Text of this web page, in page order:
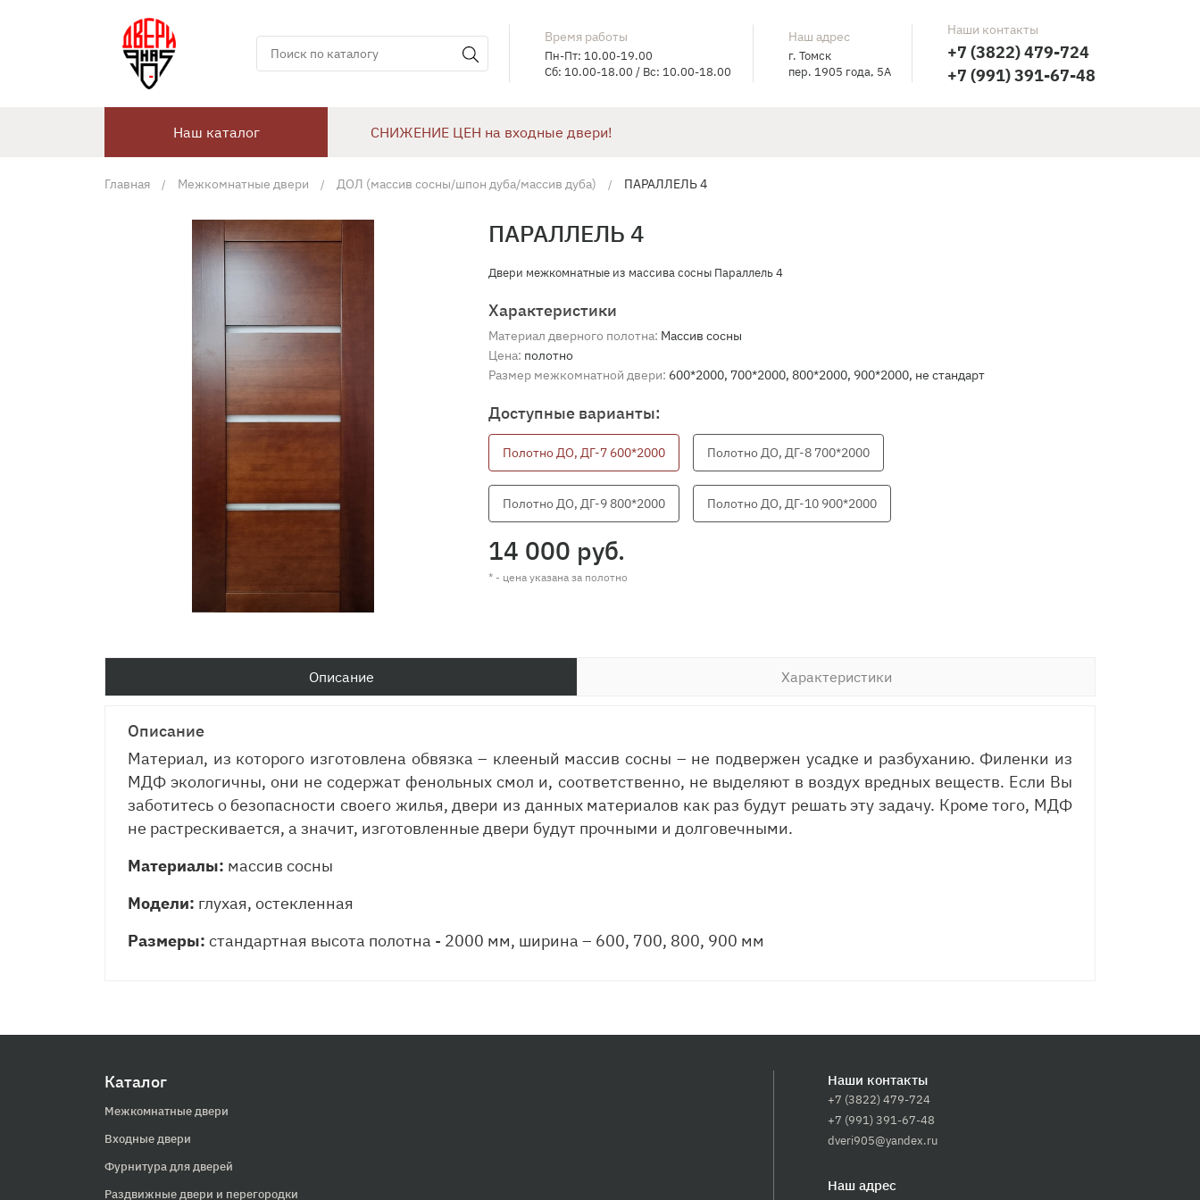
Время работы
Пн-Пт: 10.00-19.00
Сб: 10.00-18.00 / Вс: 10.00-18.00
Наш адрес
г. Томск
пер. 1905 года, 5А
Наши контакты
+7 (3822) 479-724
+7 (991) 391-67-48
Наш каталог СНИЖЕНИЕ ЦЕН на входные двери!
Главная Межкомнатные двери ДОЛ (массив сосны/шпон дуба/массив дуба) ПАРАЛЛЕЛЬ 4
ПАРАЛЛЕЛЬ 4
​Двери межкомнатные из массива сосны Параллель 4
Характеристики
Материал дверного полотна: Массив сосны
Цена: полотно
Размер межкомнатной двери: 600*2000, 700*2000, 800*2000, 900*2000, не стандарт
Доступные варианты:
Полотно ДО, ДГ-7 600*2000 Полотно ДО, ДГ-8 700*2000
Полотно ДО, ДГ-9 800*2000 Полотно ДО, ДГ-10 900*2000
14 000 руб.
* - цена указана за полотно
Описание Характеристики
Описание
Материал, из которого изготовлена обвязка – клееный массив сосны – не подвержен усадке и разбуханию. Филенки из
МДФ экологичны, они не содержат фенольных смол и, соответственно, не выделяют в воздух вредных веществ. Если Вы
заботитесь о безопасности своего жилья, двери из данных материалов как раз будут решать эту задачу. Кроме того, МДФ
не растрескивается, а значит, изготовленные двери будут прочными и долговечными.
Материалы: массив сосны
Модели: глухая, остекленная
Размеры: стандартная высота полотна - 2000 мм, ширина – 600, 700, 800, 900 мм
Каталог
Межкомнатные двери
Входные двери
Фурнитура для дверей
Раздвижные двери и перегородки
Наши контакты
+7 (3822) 479-724
+7 (991) 391-67-48
dveri905@yandex.ru
Наш адрес